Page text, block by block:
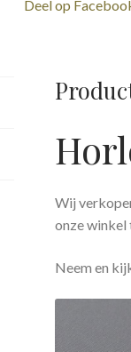
Deel op
Wij
onze winkel
Neem en